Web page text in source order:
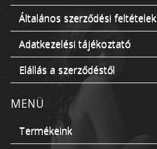
Általános szerződési feltételek
Adatkezelési tájékoztató
Elállás a szerződéstől
MENÜ
Termékeink